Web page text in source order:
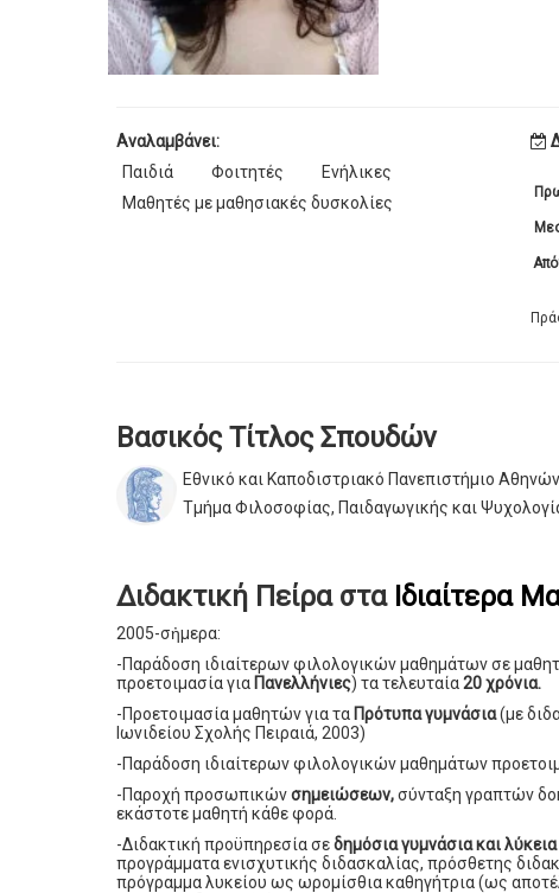
Αναλαμβάνει:
Παιδιά
Φοιτητές
Ενήλικες
Μαθητές με μαθησιακές δυσκολίες
Βασικός Τίτλος Σπουδών
Εθνικό και Καποδιστριακό Πανεπιστήμιο Αθηνών
Τμήμα Φιλοσοφίας, Παιδαγωγικής και
Διδακτική Πείρα στα Ιδιαίτερα
2005-σἠμερα:
-Παράδοση ιδιαίτερων φιλολογικών μαθημάτων σε
προετοιμασία για Πανελλήνιες) τα τελευταία20 χρόνια.
-Προετοιμασία μαθητών για τα Πρότυπα γυμνάσια(με
Ιωνιδείου Σχολής Πειραιά, 2003)
-Παράδοση ιδιαίτερων φιλολογικών μαθημάτων
-Παροχή προσωπικώνσημειώσεων,σύνταξη γραπτών
εκάστοτε μαθητή κάθε φορά.
-Διδακτική προϋπηρεσία σεδημόσια γυμνάσια και λύκεια
προγράμματα ενισχυτικής διδασκαλίας, πρόσθετης
πρόγραμμα λυκείου ως ωρομίσθια καθηγήτρια (ως